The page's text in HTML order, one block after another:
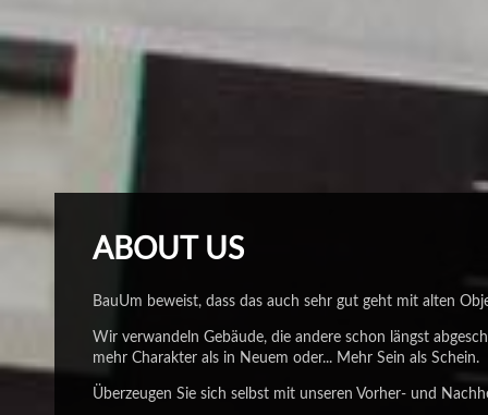
ABOUT US
BauUm beweist, dass das auch sehr gut geht mit alten
Wir verwandeln Gebäude, die andere schon längst
mehr Charakter als in Neuem oder... Mehr Sein als Schein.
Überzeugen Sie sich selbst mit unseren Vorher- und